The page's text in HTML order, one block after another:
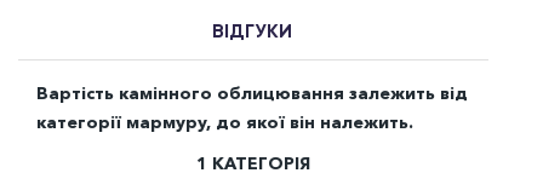
ВІДГУКИ
Вартість камінного облицювання залежить від
категорії мармуру, до якої він належить.
1 КАТЕГОРІЯ